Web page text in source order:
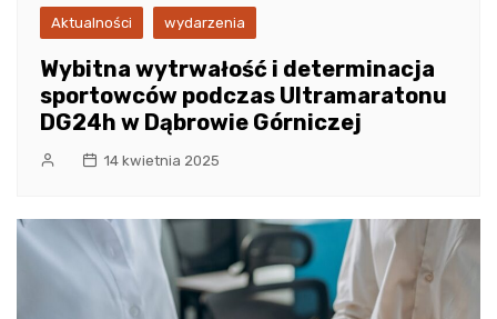
Aktualności wydarzenia
Wybitna wytrwałość i determinacja
sportowców podczas Ultramaratonu
DG24h w Dąbrowie Górniczej
14 kwietnia 2025